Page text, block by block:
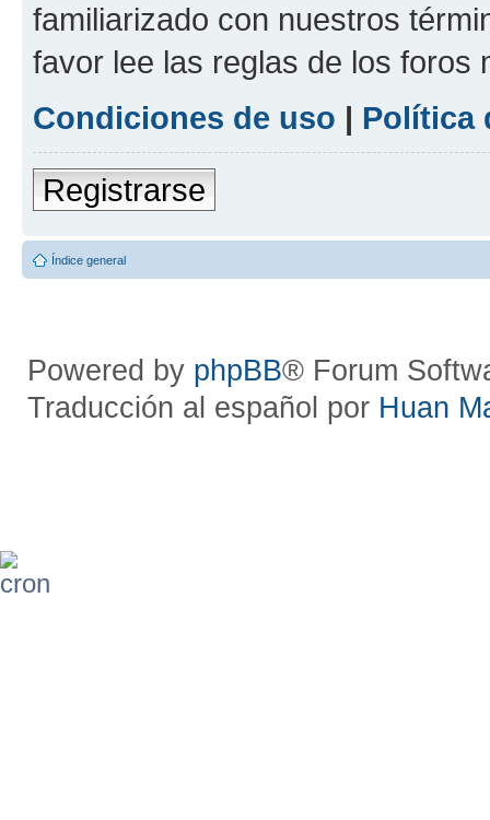
familiarizado con nuestros
favor lee las reglas de los foros
Condiciones de uso | Política
Registrarse
Índice general
Powered by phpBB® Forum
Traducción al español por Huan